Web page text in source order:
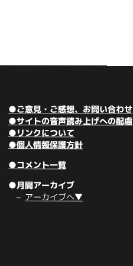
●ご意見・ご感想、お問い合わせ
●サイトの音声読み上げへの配慮
●リンクについて
●個人情報保護方針
●コメント一覧
●月間アーカイブ
アーカイブへ▼